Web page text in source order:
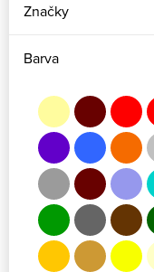
Značky
Barva